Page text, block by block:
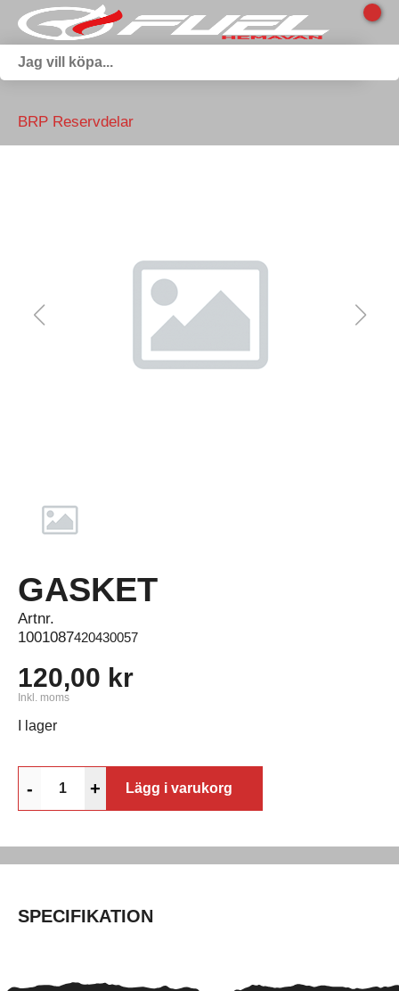
BRP Reservdelar
GASKET
Artnr.
1001087420430057
120,00 kr
Inkl. moms
I lager
- + Lägg i varukorg
SPECIFIKATION